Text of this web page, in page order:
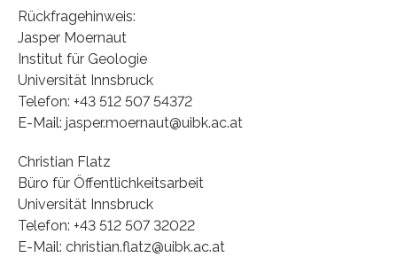
Rückfragehinweis:
Jasper Moernaut
Institut für Geologie
Universität Innsbruck
Telefon: +43 512 507 54372
E-Mail: jasper.moernaut@uibk.ac.at
Christian Flatz
Büro für Öffentlichkeitsarbeit
Universität Innsbruck
Telefon: +43 512 507 32022
E-Mail: christian.flatz@uibk.ac.at